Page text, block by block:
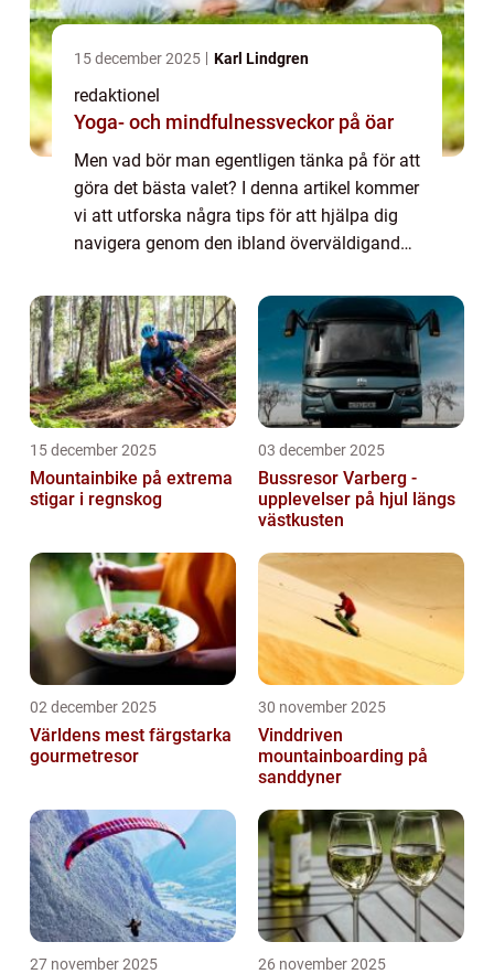
15 december 2025 Karl Lindgren
redaktionel
Yoga- och mindfulnessveckor på öar
Men vad bör man egentligen tänka på för att
göra det bästa valet? I denna artikel kommer
vi att utforska några tips för att hjälpa dig
navigera genom den ibland överväldigande
15 december 2025
Mountainbike på extrema
stigar i regnskog
03 december 2025
Bussresor Varberg -
upplevelser på hjul längs
västkusten
02 december 2025
Världens mest färgstarka
gourmetresor
30 november 2025
Vinddriven
mountainboarding på
sanddyner
27 november 2025 26 november 2025